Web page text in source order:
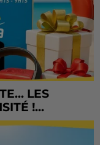
LES
!...